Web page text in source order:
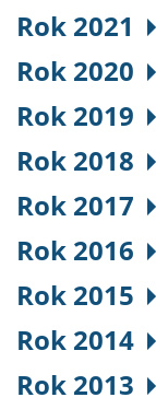
Rok 2021
Rok 2020
Rok 2019
Rok 2018
Rok 2017
Rok 2016
Rok 2015
Rok 2014
Rok 2013